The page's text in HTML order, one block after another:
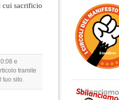
cui sacrificio
e
tramite
tuo sito.